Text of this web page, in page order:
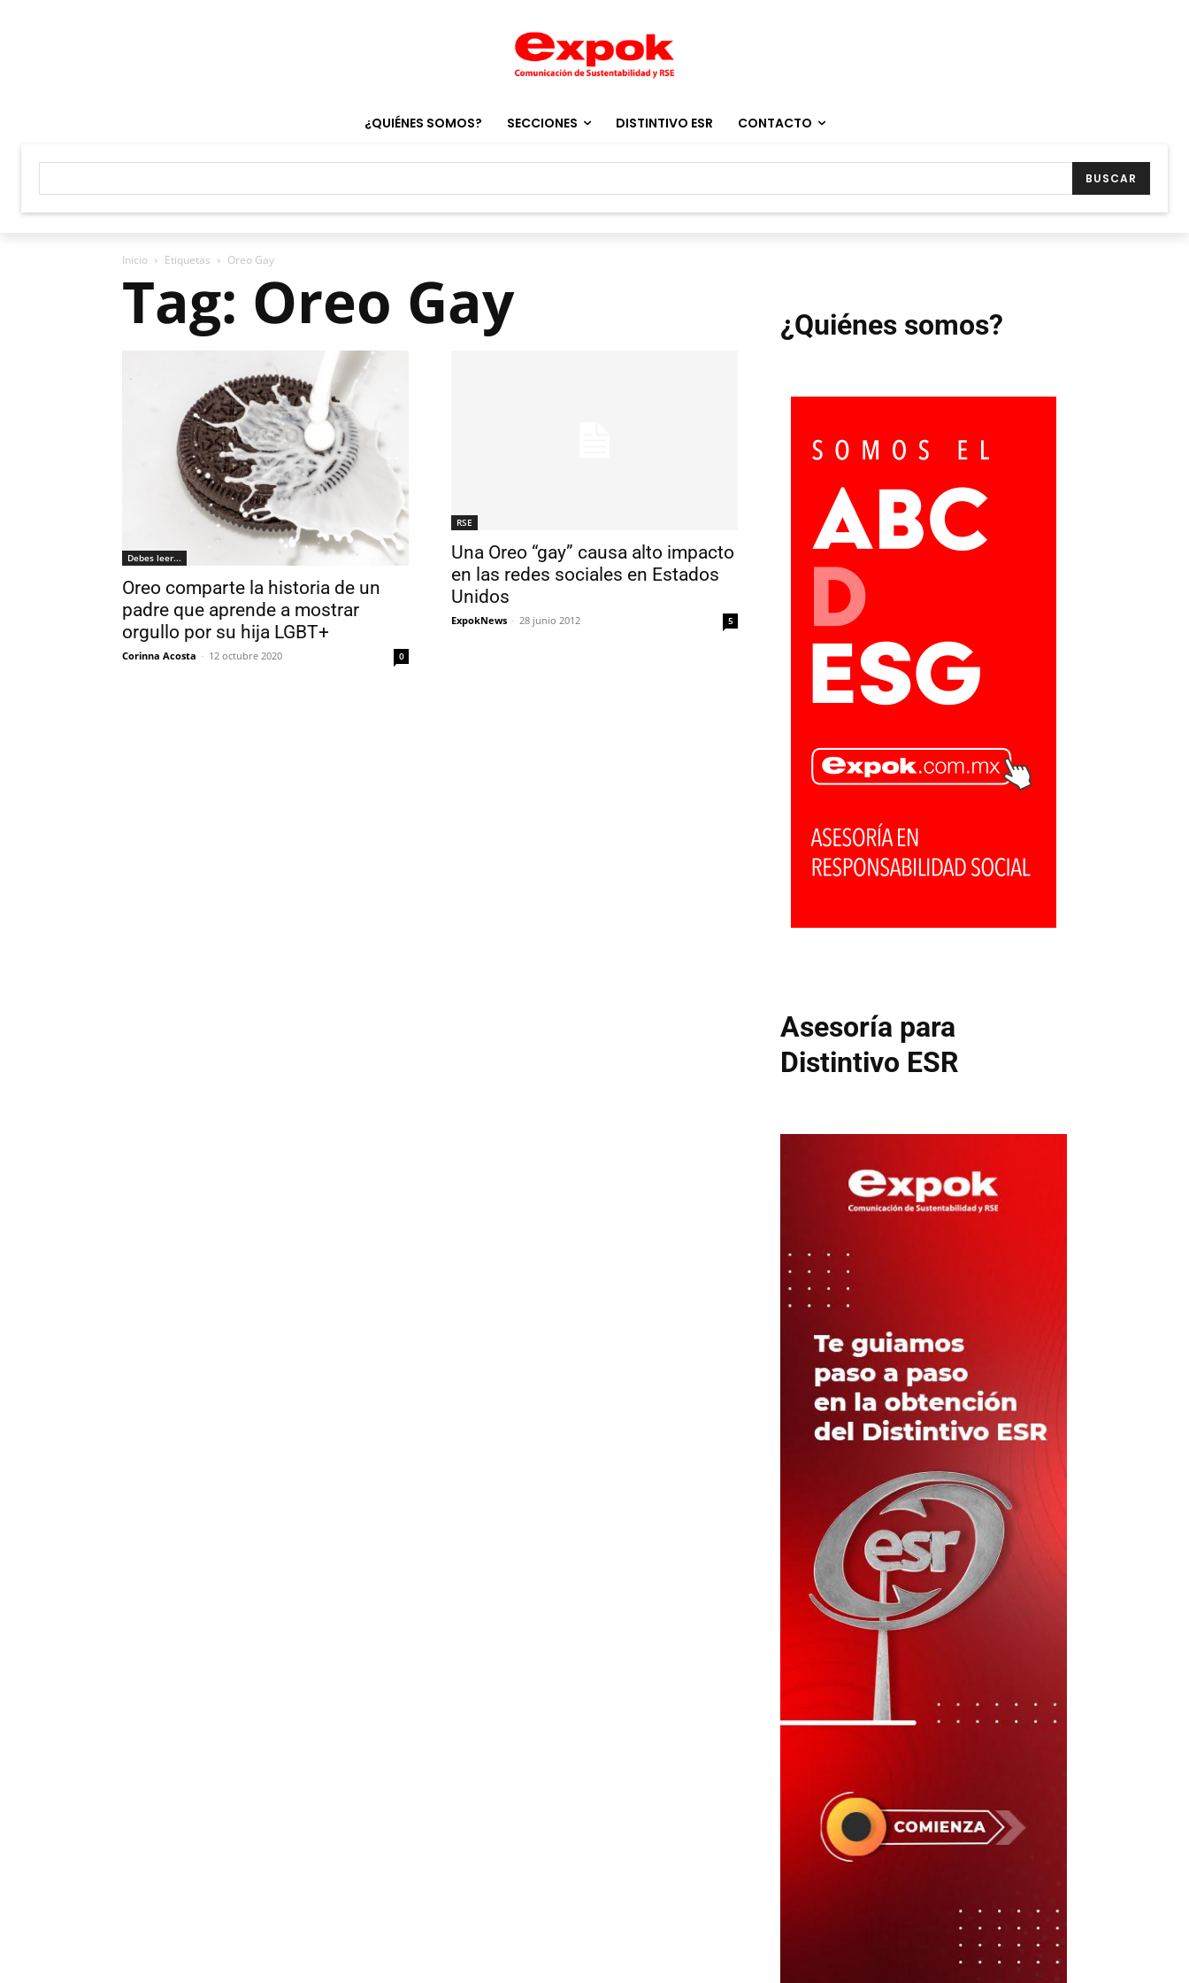
¿QUIÉNES SOMOS? SECCIONES DISTINTIVO ESR CONTACTO
BUSCAR
Inicio Etiquetas Oreo Gay
Tag: Oreo Gay
Debes leer...
Oreo comparte la historia de un
padre que aprende a mostrar
orgullo por su hija LGBT+
Corinna Acosta - 12 octubre 2020 0
RSE
Una Oreo “gay” causa alto impacto
en las redes sociales en Estados
Unidos
ExpokNews - 28 junio 2012 5
¿Quiénes somos?
Asesoría para
Distintivo ESR